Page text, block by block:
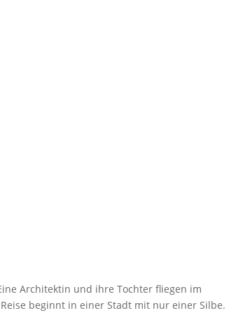
Architektin und ihre Tochter fliegen im
beginnt in einer Stadt mit nur einer Silbe.